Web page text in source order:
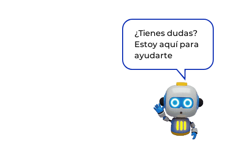
¿Tienes dudas?
Estoy aquí para
ayudarte